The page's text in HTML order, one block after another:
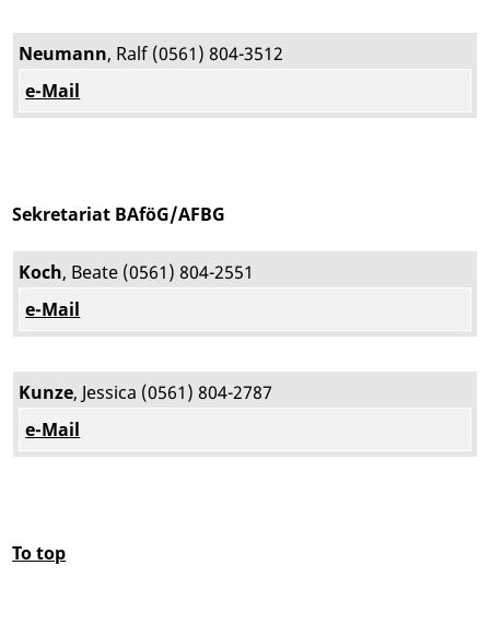
Neumann, Ralf (0561) 804-3512
e-Mail
Sekretariat BAföG/AFBG
Koch, Beate (0561) 804-2551
e-Mail
Kunze, Jessica (0561) 804-2787
e-Mail
To top